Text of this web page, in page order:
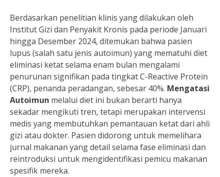
Berdasarkan penelitian klinis yang dilakukan oleh
Institut Gizi dan Penyakit Kronis pada periode Januari
hingga Desember 2024, ditemukan bahwa pasien
lupus (salah satu jenis autoimun) yang mematuhi diet
eliminasi ketat selama enam bulan mengalami
penurunan signifikan pada tingkat C-Reactive Protein
(CRP), penanda peradangan, sebesar 40%. Mengatasi
Autoimun melalui diet ini bukan berarti hanya
sekadar mengikuti tren, tetapi merupakan intervensi
medis yang membutuhkan pemantauan ketat dari ahli
gizi atau dokter. Pasien didorong untuk memelihara
jurnal makanan yang detail selama fase eliminasi dan
reintroduksi untuk mengidentifikasi pemicu makanan
spesifik mereka.